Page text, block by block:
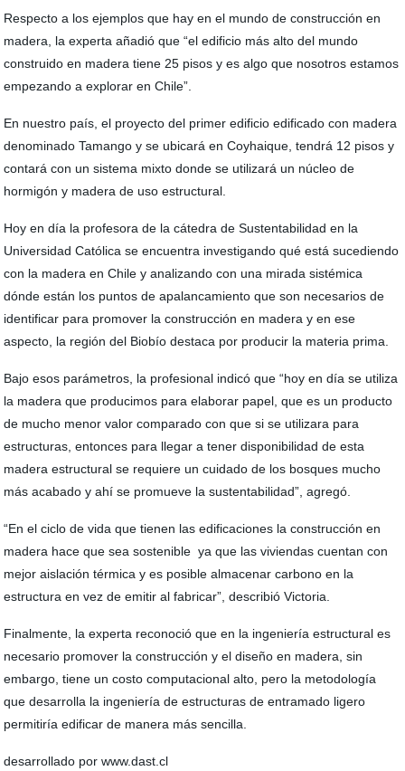
Respecto a los ejemplos que hay en el mundo de construcción en
madera, la experta añadió que “el edificio más alto del mundo
construido en madera tiene 25 pisos y es algo que nosotros estamos
empezando a explorar en Chile”.
En nuestro país, el proyecto del primer edificio edificado con madera
denominado Tamango y se ubicará en Coyhaique, tendrá 12 pisos y
contará con un sistema mixto donde se utilizará un núcleo de
hormigón y madera de uso estructural.
Hoy en día la profesora de la cátedra de Sustentabilidad en la
Universidad Católica se encuentra investigando qué está sucediendo
con la madera en Chile y analizando con una mirada sistémica
dónde están los puntos de apalancamiento que son necesarios de
identificar para promover la construcción en madera y en ese
aspecto, la región del Biobío destaca por producir la materia prima.
Bajo esos parámetros, la profesional indicó que “hoy en día se utiliza
la madera que producimos para elaborar papel, que es un producto
de mucho menor valor comparado con que si se utilizara para
estructuras, entonces para llegar a tener disponibilidad de esta
madera estructural se requiere un cuidado de los bosques mucho
más acabado y ahí se promueve la sustentabilidad”, agregó.
“En el ciclo de vida que tienen las edificaciones la construcción en
madera hace que sea sostenible ya que las viviendas cuentan con
mejor aislación térmica y es posible almacenar carbono en la
estructura en vez de emitir al fabricar”, describió Victoria.
Finalmente, la experta reconoció que en la ingeniería estructural es
necesario promover la construcción y el diseño en madera, sin
embargo, tiene un costo computacional alto, pero la metodología
que desarrolla la ingeniería de estructuras de entramado ligero
permitiría edificar de manera más sencilla.
desarrollado por www.dast.cl